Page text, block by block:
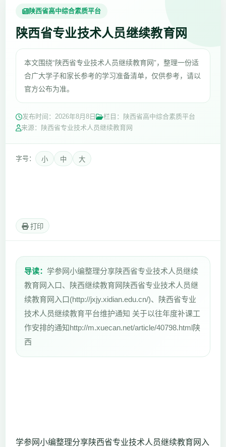
陕西省高中综合素质平台
陕西省专业技术人员继续教育网
本文围绕“陕西省专业技术人员继续教育网”，整理一份适
合广大学子和家长参考的学习准备清单，仅供参考，请以
官方公布为准。
发布时间： 2026年8月8日
栏目：陕西省高中综合素质平台
来源：陕西省专业技术人员继续教育网
字号： 小 中 大
打印
导读： 学参网小编整理分享陕西省专业技术人员继续
教育网入口、陕西继续教育网陕西省专业技术人员继
续教育网入口(http://jxjy.xidian.edu.cn/)、陕西省专业
技术人员继续教育平台维护通知 关于以往年度补课工
作安排的通知http://m.xuecan.net/article/40798.html陕
西
学参网小编整理分享陕西省专业技术人员继续教育网入